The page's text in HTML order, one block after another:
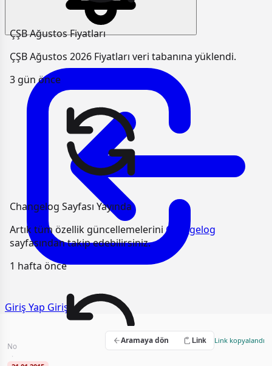
ÇŞB Ağustos Fiyatları
ÇŞB Ağustos 2026 Fiyatları veri tabanına yüklendi.
3 gün önce
Changelog Sayfası Yayında
Artık tüm özellik güncellemeleriniChangelog
sayfasından takip edebilirsiniz.
1 hafta önce
Giriş Yap Giriş
Taze Kırmızı Et ve Taze Piliç Eti Alımı
No
·
Aramaya dön Link Link kopyalandı